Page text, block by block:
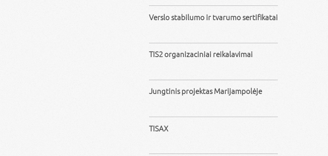
Verslo stabilumo ir tvarumo sertifikatai
TIS2 organizaciniai reikalavimai
Jungtinis projektas Marijampolėje
TISAX